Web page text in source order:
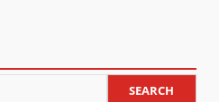
SEARCH